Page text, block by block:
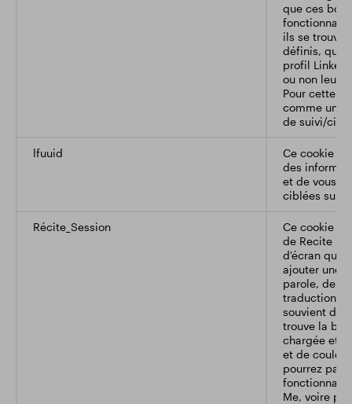
que ces
ils se
définis, que
profil
ou non leurs
Pour cette
comme un
de suivi/
lfuuid
Ce cookie
des
et de vous
ciblées sur
Récite_Session
Ce cookie
de Recite
d'écran que
ajouter une
parole, de
traduction
souvient de
trouve la
chargée et
et de
pourrez pas
Me, voire